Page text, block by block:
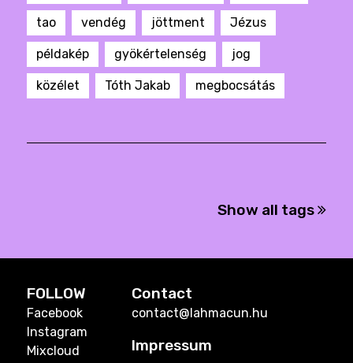
tao vendég jöttment Jézus
példakép gyökértelenség jog
közélet Tóth Jakab megbocsátás
Show all tags
FOLLOW
Facebook
Instagram
Mixcloud
Contact
contact@lahmacun.hu
Impressum